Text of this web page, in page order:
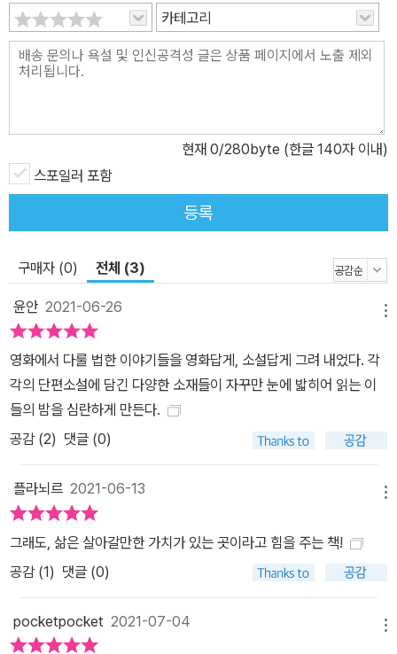
쳤다가 돌이킬 수 없는 사고를 일으켜, 결과적으로 가족을 흩어지게
만들기도 하는(「통증」) 등, “낭떠러지에서 허방이라도 짚은 것처럼
아득해”져버린 삶들이 나지막이 신음을 뱉어낸다. 문득 참을 수 없이
치지 못했는지, 그는 왜 더 질기게 나를 밀어내지 않았는지, 내가 무엇
을 그렇게 잘못했는지, 그는 또 무엇을 잘못했는지, 나는 왜, 그는 왜,
우리는 왜…… _「매듭」에서 “그러는 너는 요즘 어때?” 아무것도 없던
형의 눈동자에 간신히 내가 맺혔다. 그런데 글쎄. 대답할 말이 떠오르
니라 과거의 나, 그리고 앞으로의 나 역시. 나는 내가 어떤지 도무지
원망하며 놓아버리는 대신 혼신의 힘을 내어 일어서고, 다시 걸음을
내딛는다. 자긍심처럼 여기던 혼다를, 내가 ‘home’처럼 여기던 정호
가 훔쳐 달아난 뒤에도(「HOME」), 학교 일진들에게서 “못생긴 것도
어느 정도여야지” “도대체 저게 사람이야 괴물이야” 같은 소리를 듣
게 만드는 외모에서 벗어나려고 갖은 수를 써서 모으던 돈을 “지긋지
긋한 화상들의 지지리도 궁상스러운 조합”인 가족들에게 빼앗겨버리
고도(「우화羽化, 혹은 우화寓話」), “모자라면 고분고분하기라도 하
든가 고분고분하지 않을 거면 욕심이라도 없어야 할 텐데” “모자라고
포악한데다가 욕심까지 많”고 걸핏하면 내 등에 업히려 드는 오빠의
손아귀에서 악착같이 지켜낸 돈을, 오빠의 수작임이 분명한 아빠의
교통사고 처리비용으로 다 털어버리고도(「리르와디, 당신의 우물」),
발을 내딛는다. 한 발 한 발 내딛는 걸음마다 허방을 딛는 기분일지라
도... 벚꽃이 만개하자 거리의 모든 것들이 화사해졌다. 자정이 가까워
카테고리
현재 0/280byte (한글 140자 이내)
스포일러 포함
등록
구매자 (0) 전체 (3)
윤안 2021-06-26
영화에서 다룰 법한 이야기들을 영화답게, 소설답게 그려 내었다. 각
각의 단편소설에 담긴 다양한 소재들이 자꾸만 눈에 밟히어 읽는 이
들의 밤을 심란하게 만든다.
공감 (2) 댓글 (0)
플라뇌르 2021-06-13
그래도, 삶은 살아갈만한 가치가 있는 곳이라고 힘을 주는 책!
공감 (1) 댓글 (0)
pocketpocket 2021-07-04